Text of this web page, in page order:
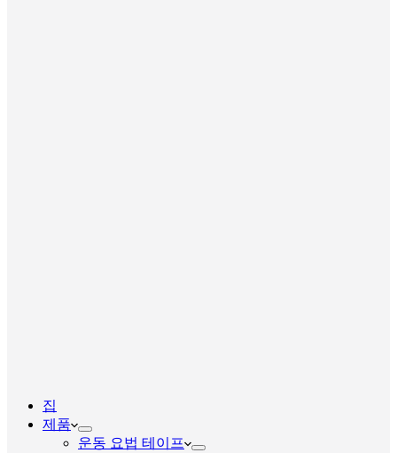
집
제품
운동 요법 테이프